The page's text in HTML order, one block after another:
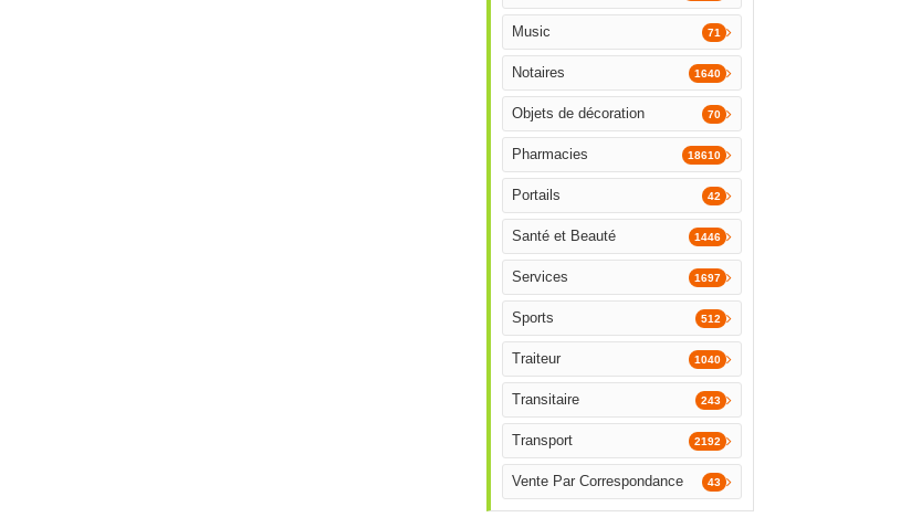
Music 71
Notaires 1640
Objets de décoration 70
Pharmacies 18610
Portails 42
Santé et Beauté 1446
Services 1697
Sports 512
Traiteur 1040
Transitaire 243
Transport 2192
Vente Par Correspondance 43